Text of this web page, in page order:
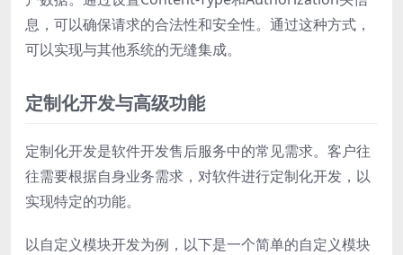
息，可以确保请求的合法性和安全性。通过这种方式，
可以实现与其他系统的无缝集成。
定制化开发与高级功能
定制化开发是软件开发售后服务中的常见需求。客户往
往需要根据自身业务需求，对软件进行定制化开发，以
实现特定的功能。
以自定义模块开发为例，以下是一个简单的自定义模块